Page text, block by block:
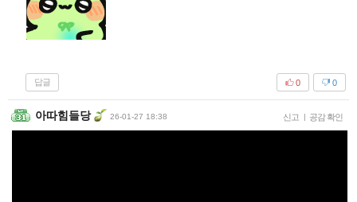
답글 0
0
아따힘들당 26-01-27 18:38 신고 | 공감 확인